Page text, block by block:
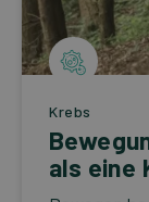
Krebs
als eine